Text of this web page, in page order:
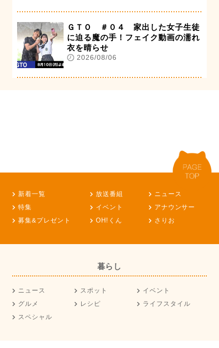
ＧＴＯ ＃０４ 家出した女子生徒
に迫る魔の手！フェイク動画の濡れ
衣を晴らせ
2026/08/06
新着一覧 放送番組
ニュース
特集
イベント
アナウンサー
募集&プレゼント
OH!くん さりお
暮らし
ニュース スポット
イベント
グルメ
レシピ
ライフスタイル
スペシャル